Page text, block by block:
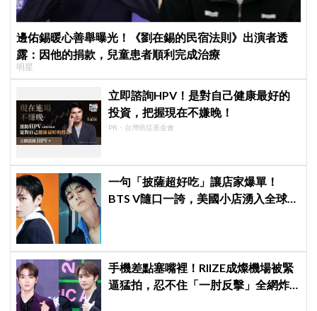
邊佑錫暖心善舉曝光！《劉在錫的民宿法則》出演者透
露：因他的捐款，兒童患者順利完成治療
明星
立即諮詢HPV！是對自己健康最好的
投資，把握現在不嫌晚！
PR・台灣癌症基金會
一句「披薩超好吃」讓店家爆單！
BTS V隨口一誇，美國小店湧入全球
手機差點塞嘴裡！RIIZE成燦機場被緊
逼猛拍，忍不住「一肘反擊」全網炸